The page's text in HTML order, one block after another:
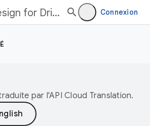
for Driving Connexion
par l'API Cloud Translation.